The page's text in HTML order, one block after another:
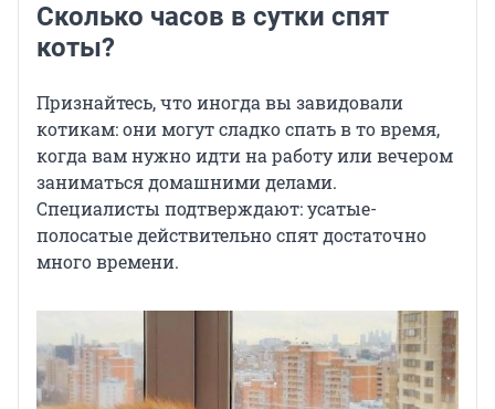
Сколько часов в сутки спят
коты?
Признайтесь, что иногда вы завидовали
котикам: они могут сладко спать в то время,
когда вам нужно идти на работу или вечером
заниматься домашними делами.
Специалисты подтверждают: усатые-
полосатые действительно спят достаточно
много времени.